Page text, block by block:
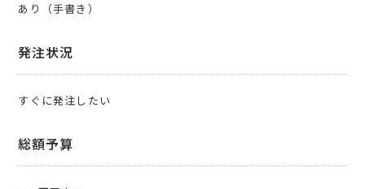
あり（手書き）
発注状況
すぐに発注したい
総額予算